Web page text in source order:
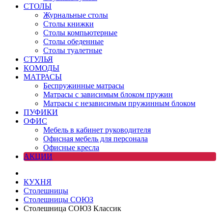
СТОЛЫ
Журнальные столы
Столы книжки
Столы компьютерные
Столы обеденные
Столы туалетные
СТУЛЬЯ
КОМОДЫ
МАТРАСЫ
Беспружинные матрасы
Матрасы с зависимым блоком пружин
Матрасы с независимым пружинным блоком
ПУФИКИ
ОФИС
Мебель в кабинет руководителя
Офисная мебель для персонала
Офисные кресла
АКЦИИ
КУХНЯ
Столешницы
Столешницы СОЮЗ
Столешница СОЮЗ Классик